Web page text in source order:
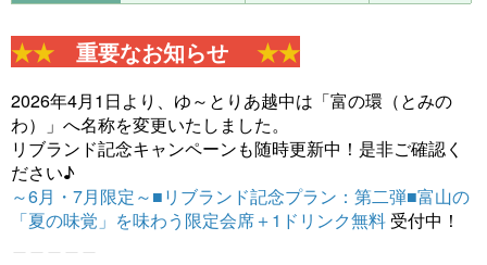
★★ 重要なお知らせ ★★
2026年4月1日より、ゆ～とりあ越中は「富の環（とみの
わ）」へ名称を変更いたしました。
リブランド記念キャンペーンも随時更新中！是非ご確認く
ださい♪
～6月・7月限定～■リブランド記念プラン：第二弾■富山の
「夏の味覚」を味わう限定会席＋1ドリンク無料 受付中！